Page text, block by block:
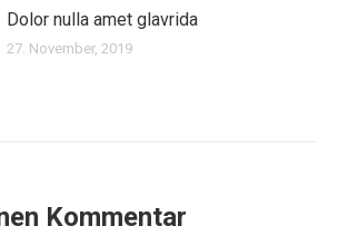
Dolor nulla amet glavrida
27. November, 2019
Kommentar